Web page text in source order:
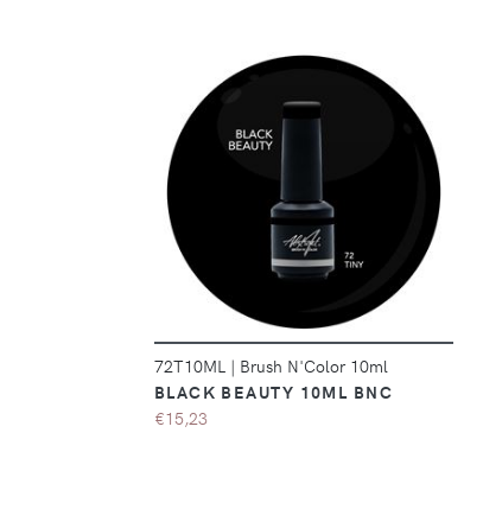
72T10ML | Brush N'Color 10ml
BLACK BEAUTY 10ML BNC
€15,23